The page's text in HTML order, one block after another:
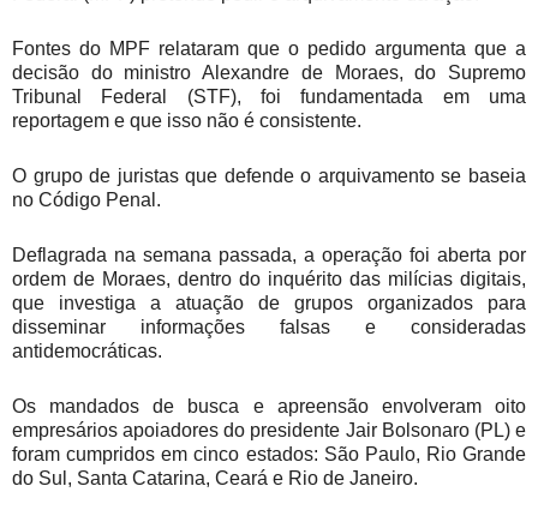
Fontes do MPF relataram que o pedido argumenta que a
decisão do ministro Alexandre de Moraes, do Supremo
Tribunal Federal (STF), foi fundamentada em uma
reportagem e que isso não é consistente.
O grupo de juristas que defende o arquivamento se baseia
no Código Penal.
Deflagrada na semana passada, a operação foi aberta por
ordem de Moraes, dentro do inquérito das milícias digitais,
que investiga a atuação de grupos organizados para
disseminar informações falsas e consideradas
antidemocráticas.
Os mandados de busca e apreensão envolveram oito
empresários apoiadores do presidente Jair Bolsonaro (PL) e
foram cumpridos em cinco estados: São Paulo, Rio Grande
do Sul, Santa Catarina, Ceará e Rio de Janeiro.